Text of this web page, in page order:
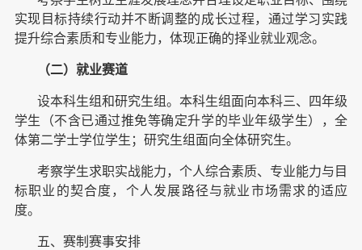
实现目标持续行动并不断调整的成长过程，通过学习实践
提升综合素质和专业能力，体现正确的择业就业观念。
（二）就业赛道
设本科生组和研究生组。本科生组面向本科三、四年级
学生（不含已通过推免等确定升学的毕业年级学生），全
体第二学士学位学生；研究生组面向全体研究生。
考察学生求职实战能力，个人综合素质、专业能力与目
标职业的契合度，个人发展路径与就业市场需求的适应
度。
五、赛制赛事安排